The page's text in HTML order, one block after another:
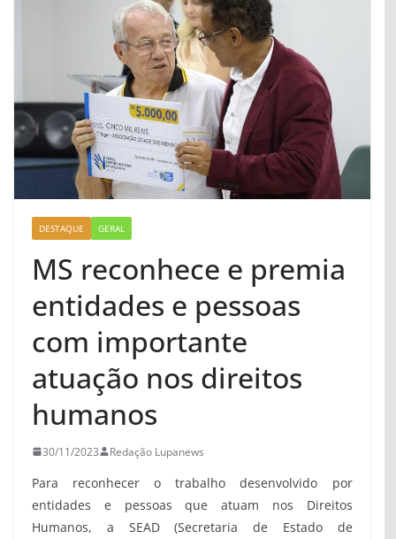
DESTAQUE GERAL
MS reconhece e premia
entidades e pessoas
com importante
atuação nos direitos
humanos
30/11/2023 Redação Lupanews
Para reconhecer o trabalho desenvolvido por
entidades e pessoas que atuam nos Direitos
Humanos, a SEAD (Secretaria de Estado de